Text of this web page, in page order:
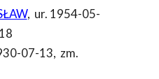
, ur. 1954-05-
07-13, zm.